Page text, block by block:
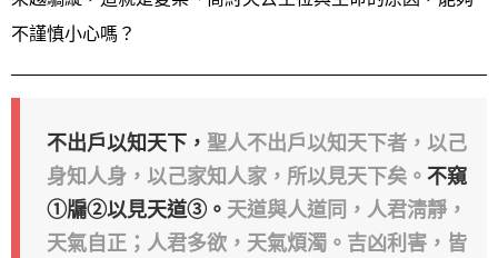
不謹慎小心嗎？
不出戶以知天下， 聖人不出戶以知天下者，以己
身知人身，以己家知人家，所以見天下矣。 不窺
①牖②以見天道③。 天道與人道同，人君淸靜，
天氣自正；人君多欲，天氣煩濁。吉凶利害，皆